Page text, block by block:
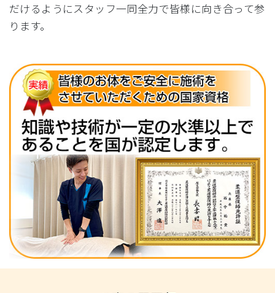
だけるようにスタッフ一同全力で皆様に向き合って参
ります。